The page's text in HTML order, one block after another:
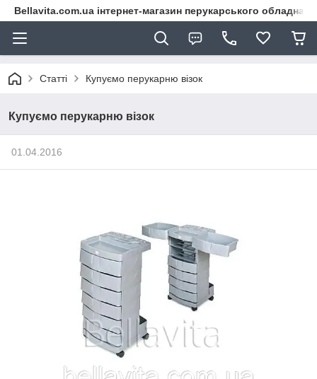
Bellavita.com.ua інтернет-магазин перукарського
Статті Купуємо перукарню візок
Купуємо перукарню візок
01.04.2016